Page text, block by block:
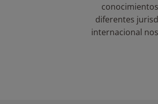
diferentes
internacional